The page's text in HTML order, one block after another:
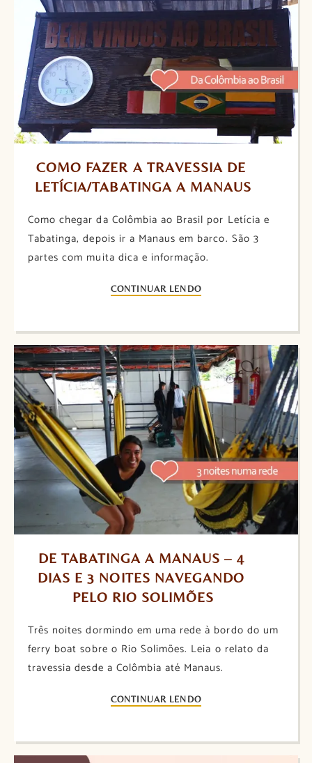
COMO FAZER A TRAVESSIA DE
LETÍCIA/TABATINGA A MANAUS
Como chegar da Colômbia ao Brasil por Letícia e
Tabatinga, depois ir a Manaus em barco. São 3
partes com muita dica e informação.
CONTINUAR LENDO
DE TABATINGA A MANAUS – 4
DIAS E 3 NOITES NAVEGANDO
PELO RIO SOLIMÕES
Três noites dormindo em uma rede à bordo do um
ferry boat sobre o Rio Solimões. Leia o relato da
travessia desde a Colômbia até Manaus.
CONTINUAR LENDO